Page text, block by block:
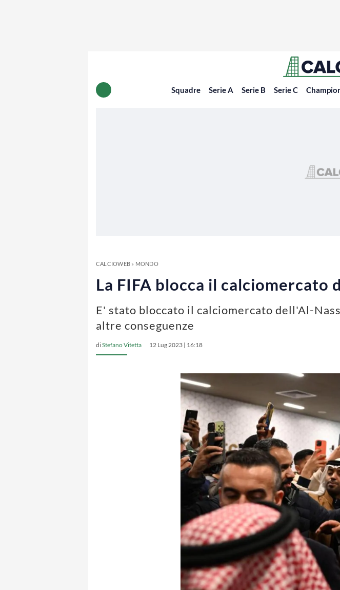
Squadre Serie A Serie B Serie C
CALCIOWEB» MONDO
La FIFA blocca il calciomercato
E' stato bloccato il calciomercato dell'Al-
altre conseguenze
diStefano Vitetta 12 Lug 2023 | 16:18